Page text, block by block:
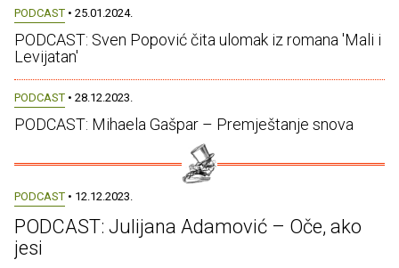
PODCAST • 25.01.2024.
PODCAST: Sven Popović čita ulomak iz romana 'Mali i
Levijatan'
PODCAST • 28.12.2023.
PODCAST: Mihaela Gašpar – Premještanje snova
PODCAST • 12.12.2023.
PODCAST: Julijana Adamović – Oče, ako
jesi